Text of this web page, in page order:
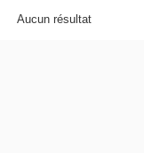
Aucun résultat